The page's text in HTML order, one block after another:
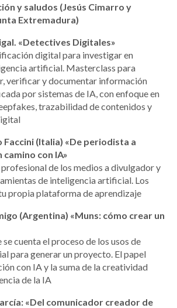
y saludos (Jesús Cimarro y
Extremadura)
«Detectives Digitales»
digital para investigar en
artificial. Masterclass para
verificar y documentar información
por sistemas de IA, con enfoque en
trazabilidad de contenidos y
Faccini (Italia) «De periodista a
con IA»
profesional de los medios a divulgador y
de inteligencia artificial. Los
propia plataforma de aprendizaje
(Argentina) «Muns: cómo crear un
se cuenta el proceso de los usos de
para generar un proyecto. El papel
con IA y la suma de la creatividad
de la IA
«Del comunicador creador de